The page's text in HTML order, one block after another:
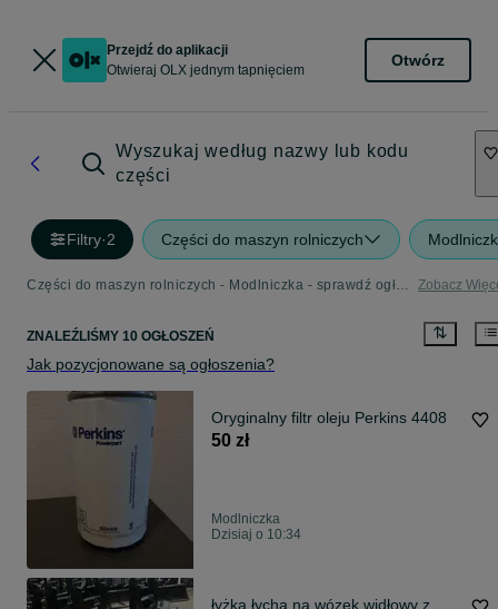
Przejdź do aplikacji
Otwieraj OLX jednym tapnięciem
Otwórz
Wyszukaj według nazwy lub kodu
części
Filtry·2 Części do maszyn rolniczych
Części do maszyn rolniczych - Modlniczka - sprawdź ogłoszenia w kategorii Rolnictwo Zobacz
ZNALEŹLIŚMY 10 OGŁOSZEŃ
Jak pozycjonowane są ogłoszenia?
Oryginalny filtr oleju Perkins 4408
50 zł
Modlniczka
Dzisiaj o 10:34
łyżka łycha na wózek widłowy z